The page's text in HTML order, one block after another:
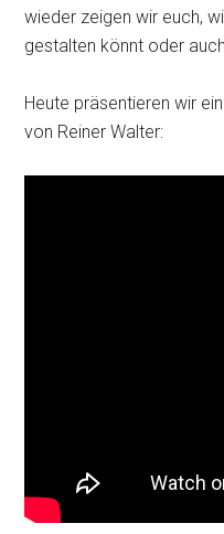
wieder zeigen wir euch,
gestalten könnt oder
Heute präsentieren wir
von Reiner Walter: